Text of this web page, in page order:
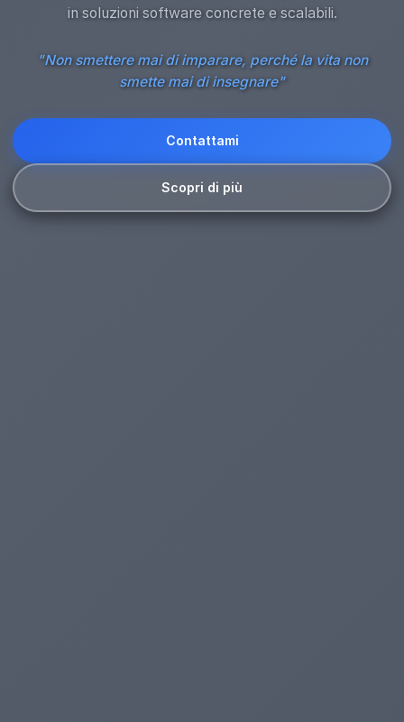
in soluzioni software concrete e scalabili.
"Non smettere mai di imparare, perché la vita non
smette mai di insegnare"
Contattami
Scopri di più